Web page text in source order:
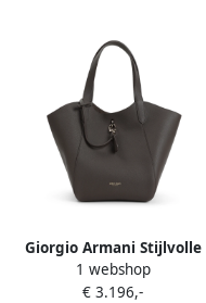
Giorgio Armani Stijlvolle
Schoudertas Black Dames
1 webshop
€ 3.196,-